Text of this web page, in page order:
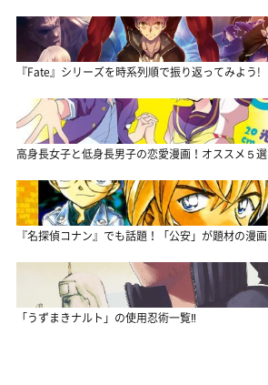
『Fate』シリーズを時系列順で振り返ってみよう!
高身長女子と低身長男子の恋愛漫画！オススメ５選
『名探偵コナン』でも話題！「公安」が題材の漫画
「うずまきナルト」の使用忍術一覧‼